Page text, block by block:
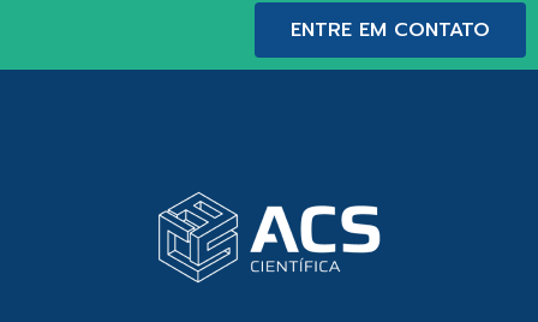
ENTRE EM CONTATO